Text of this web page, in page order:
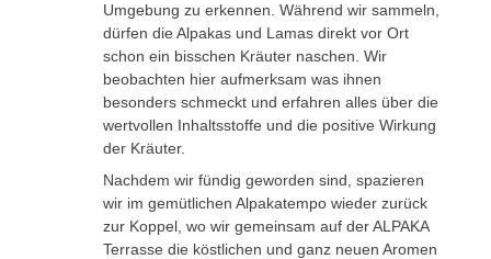
Umgebung zu erkennen. Während wir sammeln,
dürfen die Alpakas und Lamas direkt vor Ort
schon ein bisschen Kräuter naschen. Wir
beobachten hier aufmerksam was ihnen
besonders schmeckt und erfahren alles über die
wertvollen Inhaltsstoffe und die positive Wirkung
der Kräuter.
Nachdem wir fündig geworden sind, spazieren
wir im gemütlichen Alpakatempo wieder zurück
zur Koppel, wo wir gemeinsam auf der ALPAKA
Terrasse die köstlichen und ganz neuen Aromen